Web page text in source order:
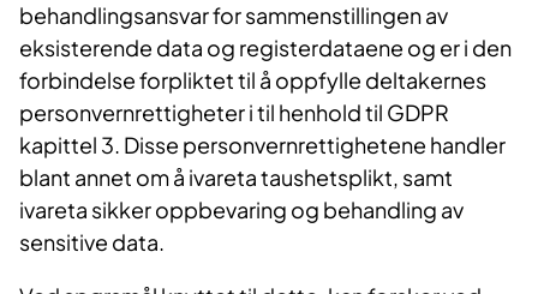
behandlingsansvar for sammenstillingen av
eksisterende data og registerdataene og er i den
forbindelse forpliktet til å oppfylle deltakernes
personvernrettigheter i til henhold til GDPR
kapittel 3. Disse personvernrettighetene handler
blant annet om å ivareta taushetsplikt, samt
ivareta sikker oppbevaring og behandling av
sensitive data.